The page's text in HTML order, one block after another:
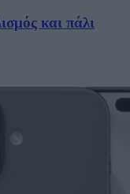
και πάλι